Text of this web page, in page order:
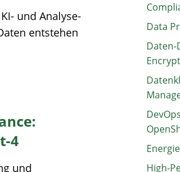
und Analyse-
entstehen
4
und
Data
Daten-
High-